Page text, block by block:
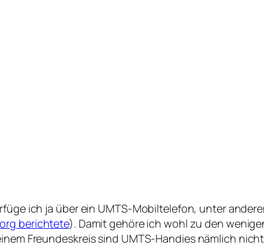
ich ja über ein UMTS-Mobiltelefon, unter
berichtete). Damit gehöre ich wohl zu den
Freundeskreis sind UMTS-Handies nämlich